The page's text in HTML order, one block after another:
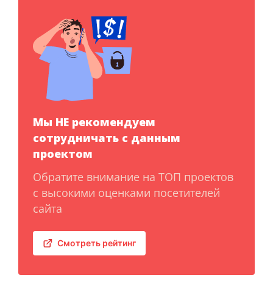
Мы НЕ рекомендуем
сотрудничать с данным
проектом
Обратите внимание на ТОП проектов
с высокими оценками посетителей
сайта
Смотреть рейтинг